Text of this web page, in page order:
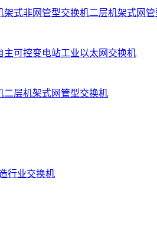
架式非网管型交换机二层机架式网
主可控变电站工业以太网交换机
二层机架式网管型交换机
行业交换机